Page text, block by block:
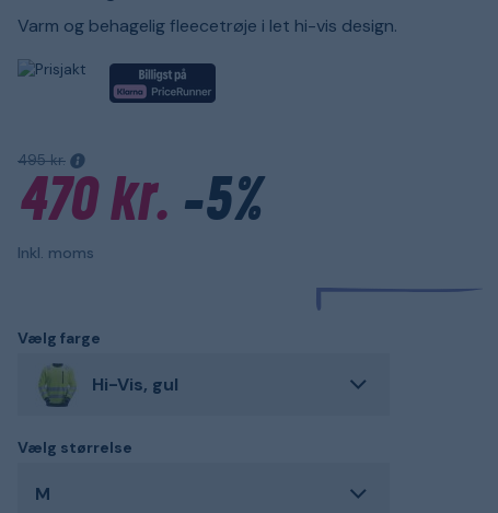
Varm og behagelig fleecetrøje i let hi-vis design.
495 kr.
470 kr. -5%
Inkl. moms
Vælg farge
Hi-Vis, gul
Vælg størrelse
M